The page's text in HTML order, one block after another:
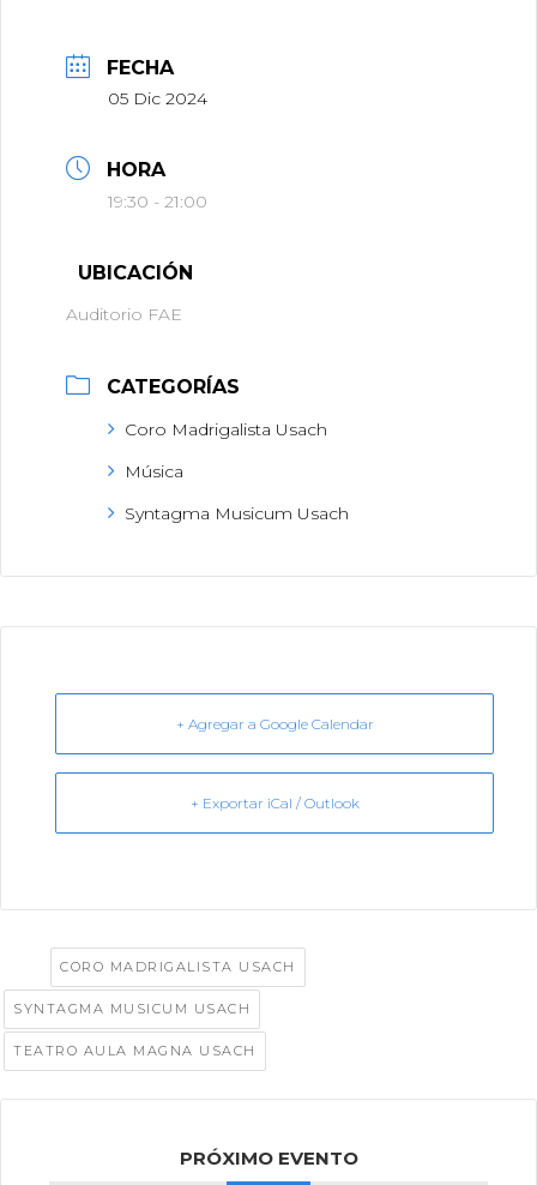
FECHA
05 Dic 2024
HORA
19:30 - 21:00
UBICACIÓN
Auditorio FAE
CATEGORÍAS
Coro Madrigalista Usach
Música
Syntagma Musicum Usach
+ Agregar a Google Calendar
+ Exportar iCal / Outlook
CORO MADRIGALISTA USACH
SYNTAGMA MUSICUM USACH
TEATRO AULA MAGNA USACH
PRÓXIMO EVENTO